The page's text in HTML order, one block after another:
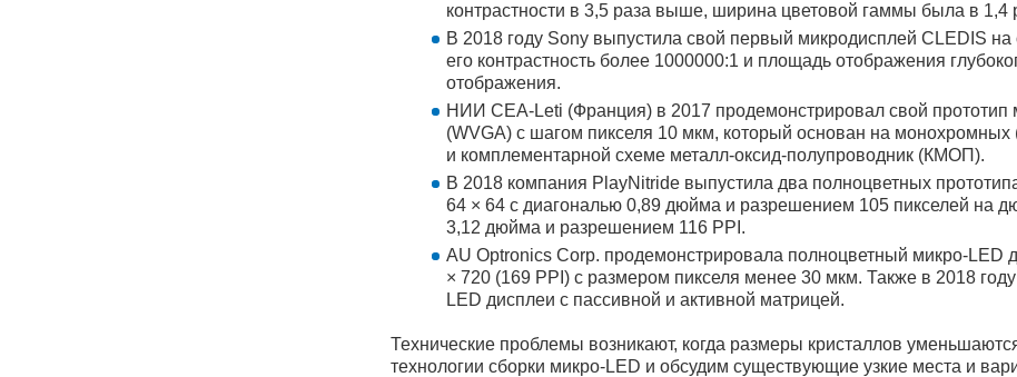
контрастности в 3,5 раза выше, ширина цветовой гаммы была в 1,4
В 2018 году Sony выпустила свой первый микродисплей CLEDIS
его контрастность более 1000000:1 и площадь отображения
отображения.
НИИ CEA-Leti (Франция) в 2017 продемонстрировал свой
(WVGA) с шагом пикселя 10 мкм, который основан на
и комплементарной схеме металл-оксид-полупроводник (КМОП).
В 2018 компания PlayNitride выпустила два полноцветных
64 × 64 с диагональю 0,89 дюйма и разрешением 105 пикселей на
3,12 дюйма и разрешением 116 PPI.
AU Optronics Corp. продемонстрировала полноцветный микро-
× 720 (169 PPI) с размером пикселя менее 30 мкм. Также в 2018
LED дисплеи с пассивной и активной матрицей.
Технические проблемы возникают, когда размеры кристаллов
технологии сборки микро-LED и обсудим существующие узкие места и